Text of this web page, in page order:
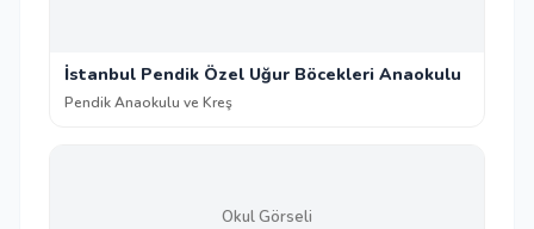
İstanbul Pendik Özel Uğur Böcekleri Anaokulu
Pendik Anaokulu ve Kreş
Okul Görseli